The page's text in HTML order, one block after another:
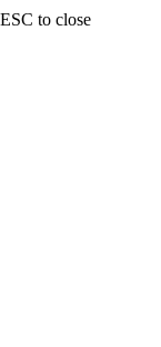
to close